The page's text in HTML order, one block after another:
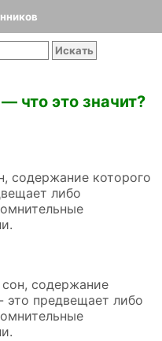
что это значит?
содержание которого
либо
содержание
это предвещает либо